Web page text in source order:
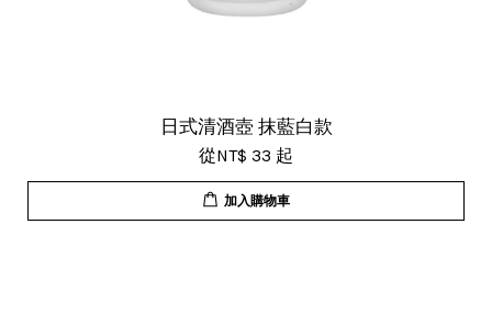
日式清酒壺 抹藍白款
從NT$ 33 起
加入購物車